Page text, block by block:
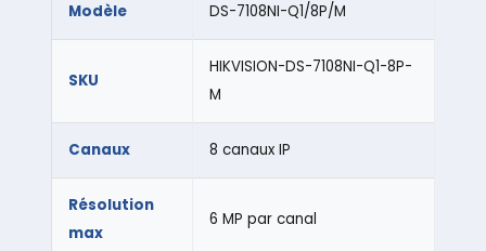
Modèle DS-7108NI-Q1/8P/M
SKU
HIKVISION-DS-7108NI-Q1-8P-
M
Canaux 8 canaux IP
Résolution
max
6 MP par canal